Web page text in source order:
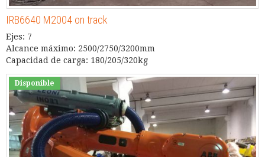
IRB6640 M2004 on track
Ejes: 7
Alcance máximo: 2500/2750/3200mm
Capacidad de carga: 180/205/320kg
Disponible